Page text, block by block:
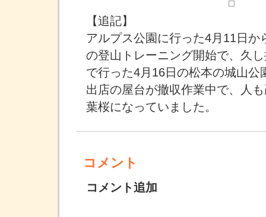
【追記】
アルプス公園に行った4月11日か
の登山トレーニング開始で、久
で行った4月16日の松本の城山公
出店の屋台が撤収作業中で、人
葉桜になっていました。
コメント
コメント追加